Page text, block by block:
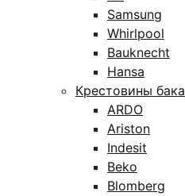
Samsung
Whirlpool
Bauknecht
Hansa
Крестовины бака
ARDO
Ariston
Indesit
Beko
Blomberg